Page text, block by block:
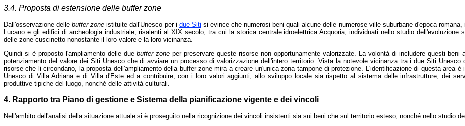
3.4. Proposta di estensione delle buffer zone
Dall'osservazione dellebuffer zone istituite dall'Unesco per i due Siti si evince che numerosi beni quali alcune delle numerose ville suburbane d'epoca
Lucano e gli edifici di archeologia industriale, risalenti al XIX secolo, tra cui la storica centrale idroelettrica Acquoria, individuati nello studio dell'evoluzione
delle zone cuscinetto nonostante il loro valore e la loro vicinanza.
Quindi si è proposto l'ampliamento delle due buffer zone per preservare queste risorse non opportunamente valorizzate. La volontà di includere questi
potenziamento del valore dei Siti Unesco che di avviare un processo di valorizzazione dell'intero territorio. Vista la notevole vicinanza tra i due Siti
risorse che li circondano, la proposta dell'ampliamento della buffer zone mira a creare un'unica zona tampone di protezione. L'identificazione di questa area
Unesco di Villa Adriana e di Villa d'Este ed a contribuire, con i loro valori aggiunti, allo sviluppo locale sia rispetto al sistema delle infrastrutture, dei
produttive tipiche del luogo, nonché delle attività culturali.
4. Rapporto tra Piano di gestione e Sistema della pianificazione vigente e dei vincoli
Nell'ambito dell'analisi della situazione attuale si è proseguito nella ricognizione dei vincoli insistenti sia sui beni che sul territorio esteso, nonché nello studio